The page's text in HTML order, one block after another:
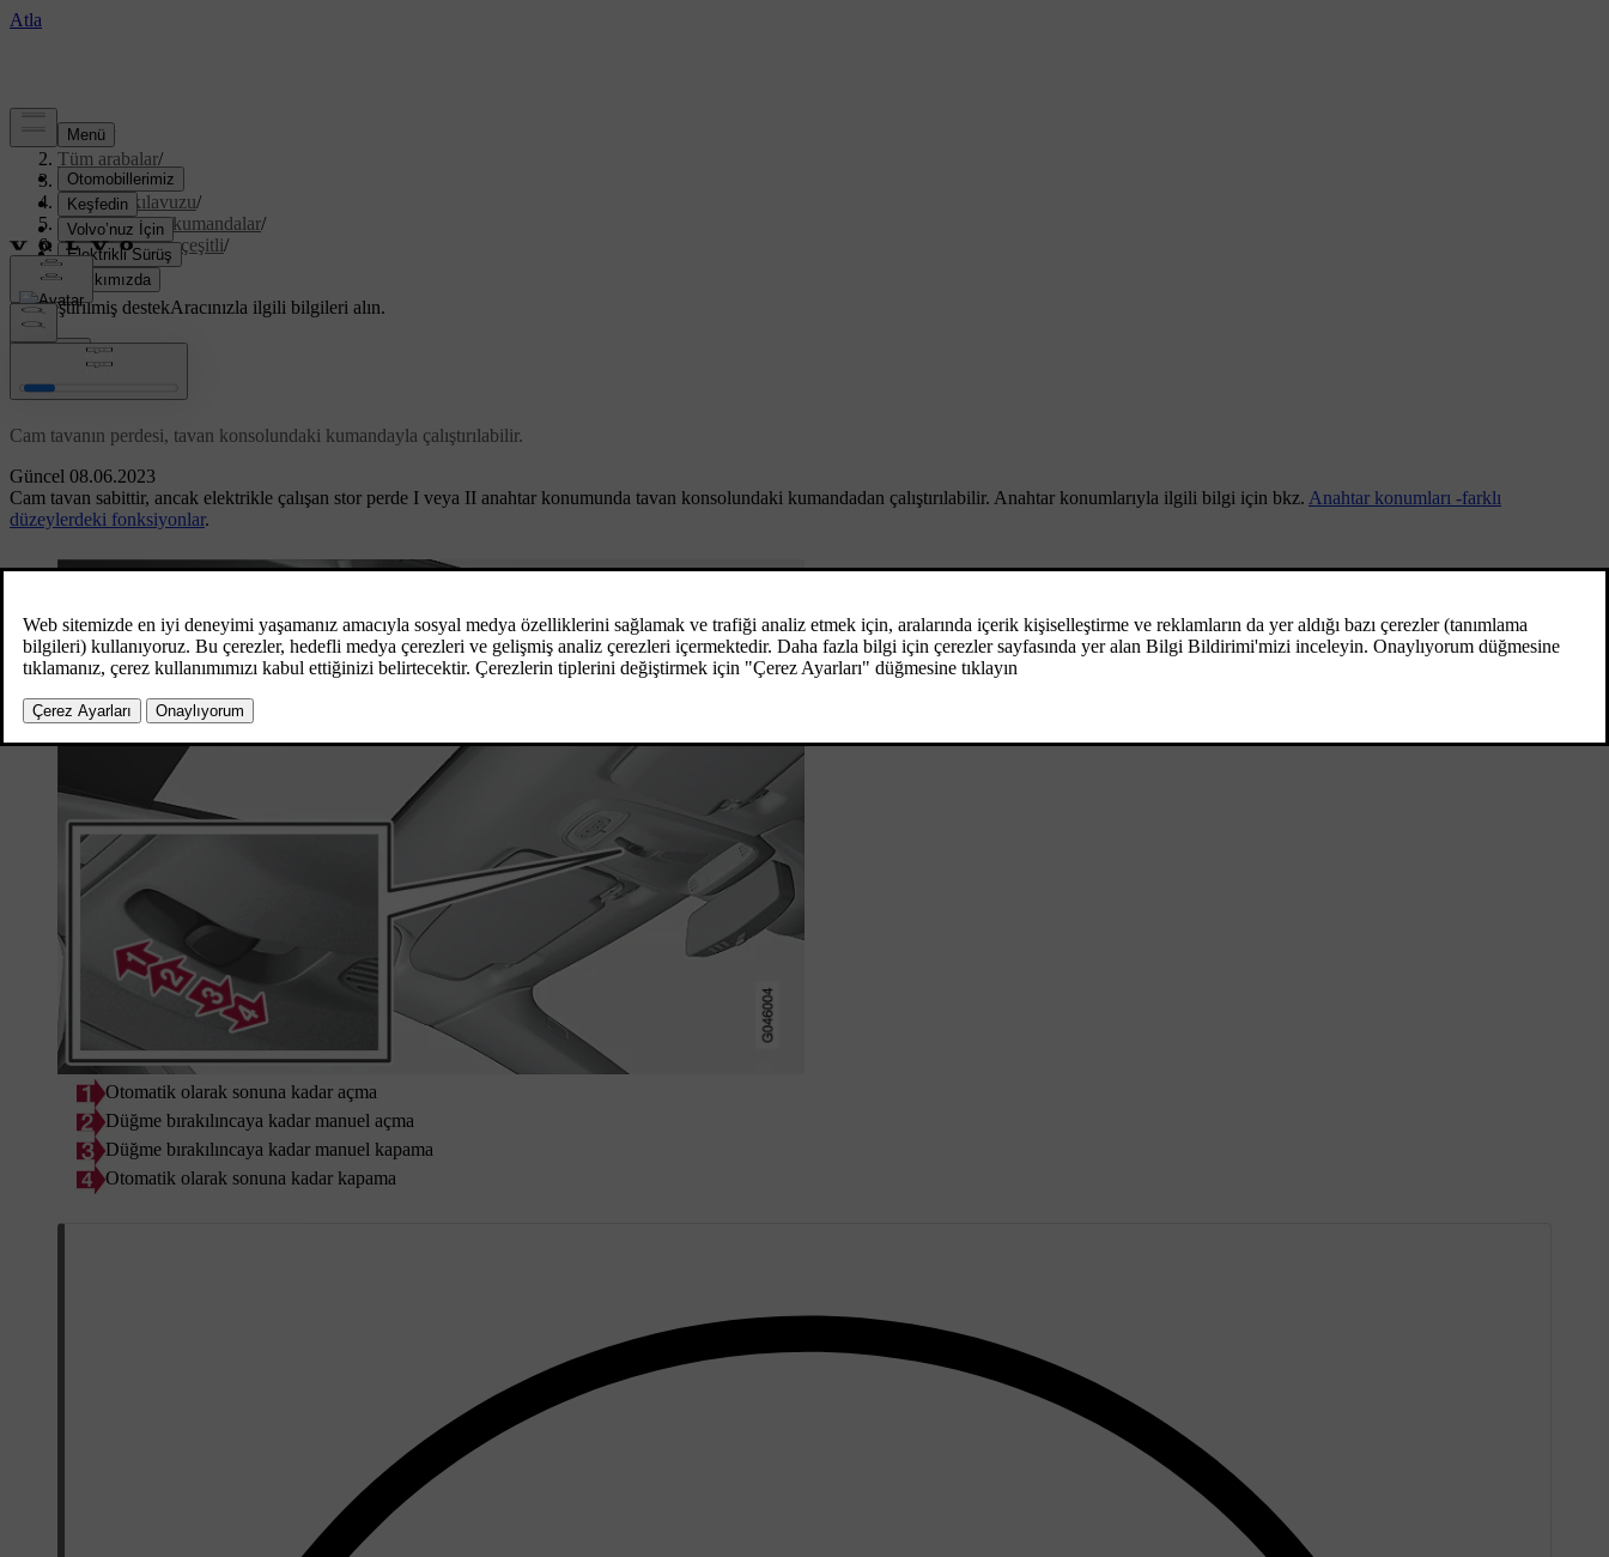
Destek
Tüm arabalar/
V40 2019/
Kullanıcı kılavuzu/
Göstergeler ve kumandalar/
Kumandalar - çeşitli/
Cam tavan
Özelleştirilmiş destekAracınızla ilgili bilgileri alın.
Güncel 08.06.2023
Cam tavan
Cam tavanın perdesi, tavan konsolundaki kumandayla çalıştırılabilir.
Cam tavan sabittir, ancak elektrikle çalışan stor perde I veya II anahtar konumunda tavan konsolundaki kumandadan çalıştırılabilir. Anahtar konumlarıyla ilgili bilgi için bkz. Anahtar konumları -farklı
düzeylerdeki fonksiyonlar.
Otomatik olarak sonuna kadar açma
Düğme bırakılıncaya kadar manuel açma
Düğme bırakılıncaya kadar manuel kapama
Otomatik olarak sonuna kadar kapama